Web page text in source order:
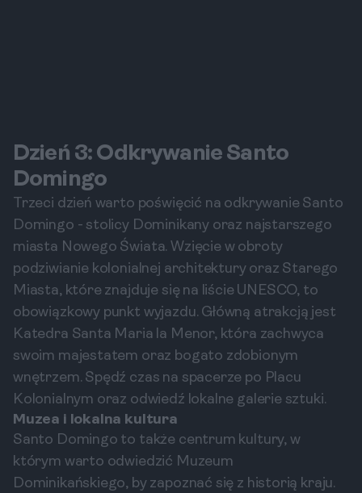
Dzień 3: Odkrywanie Santo
Domingo
Trzeci dzień warto poświęcić na odkrywanie Santo
Domingo - stolicy Dominikany oraz najstarszego
miasta Nowego Świata. Wzięcie w obroty
podziwianie kolonialnej architektury oraz Starego
Miasta, które znajduje się na liście UNESCO, to
obowiązkowy punkt wyjazdu. Główną atrakcją jest
Katedra Santa Maria la Menor, która zachwyca
swoim majestatem oraz bogato zdobionym
wnętrzem. Spędź czas na spacerze po Placu
Kolonialnym oraz odwiedź lokalne galerie sztuki.
Muzea i lokalna kultura
Santo Domingo to także centrum kultury, w
którym warto odwiedzić Muzeum
Dominikańskiego, by zapoznać się z historią kraju.